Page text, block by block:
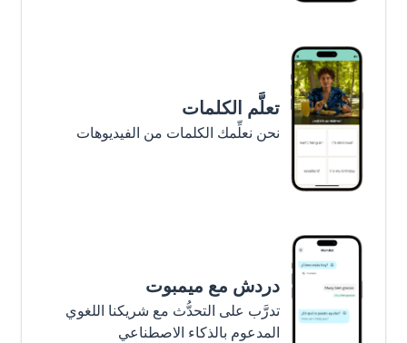
تعلَّم الكلمات
نحن نعلِّمك الكلمات من الفيديوهات
دردش مع ميمبوت
تدرَّب على التحدُّث مع شريكنا اللغوي
المدعوم بالذكاء الاصطناعي